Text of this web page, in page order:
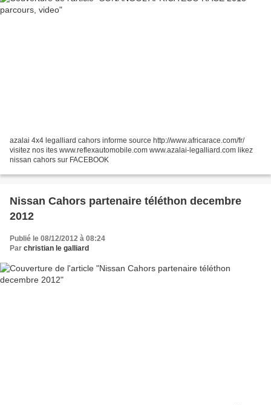
azalai 4x4 legalliard cahors informe source http://www.africarace.com/fr/
visitez nos ites www.reflexautomobile.com www.azalai-legalliard.com likez
nissan cahors sur FACEBOOK
Nissan Cahors partenaire téléthon decembre
2012
Publié le 08/12/2012 à 08:24
Par christian le galliard